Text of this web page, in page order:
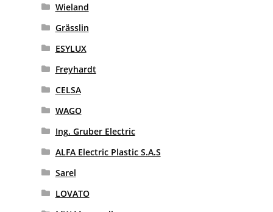
Wieland
Grässlin
ESYLUX
Freyhardt
CELSA
WAGO
Ing. Gruber Electric
ALFA Electric Plastic S.A.S
Sarel
LOVATO